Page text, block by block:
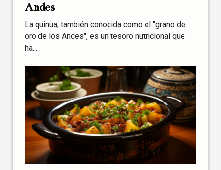
Andes
La quinua, también conocida como el "grano de
oro de los Andes", es un tesoro nutricional que
ha...